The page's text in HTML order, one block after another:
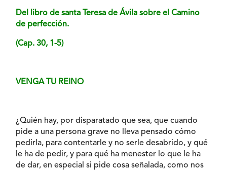
Del libro de santa Teresa de Ávila sobre el Camino
de perfección.
(Cap. 30, 1-5)
VENGA TU REINO
¿Quién hay, por disparatado que sea, que cuando
pide a una persona grave no lleva pensado cómo
pedirla, para contentarle y no serle desabrido, y qué
le ha de pedir, y para qué ha menester lo que le ha
de dar, en especial si pide cosa señalada, como nos